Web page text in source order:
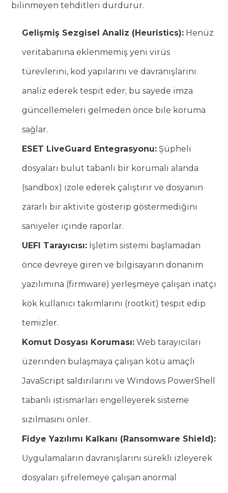
bilinmeyen tehditleri durdurur.
Gelişmiş Sezgisel Analiz (Heuristics): Henüz
veritabanına eklenmemiş yeni virüs
türevlerini, kod yapılarını ve davranışlarını
analiz ederek tespit eder; bu sayede imza
güncellemeleri gelmeden önce bile koruma
sağlar.
ESET LiveGuard Entegrasyonu: Şüpheli
dosyaları bulut tabanlı bir korumalı alanda
(sandbox) izole ederek çalıştırır ve dosyanın
zararlı bir aktivite gösterip göstermediğini
saniyeler içinde raporlar.
UEFI Tarayıcısı: İşletim sistemi başlamadan
önce devreye giren ve bilgisayarın donanım
yazılımına (firmware) yerleşmeye çalışan inatçı
kök kullanıcı takımlarını (rootkit) tespit edip
temizler.
Komut Dosyası Koruması: Web tarayıcıları
üzerinden bulaşmaya çalışan kötü amaçlı
JavaScript saldırılarını ve Windows PowerShell
tabanlı istismarları engelleyerek sisteme
sızılmasını önler.
Fidye Yazılımı Kalkanı (Ransomware Shield):
Uygulamaların davranışlarını sürekli izleyerek
dosyaları şifrelemeye çalışan anormal